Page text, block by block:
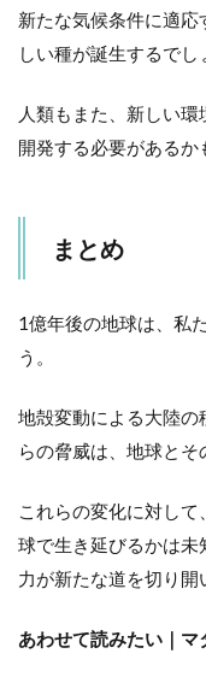
新たな気候条件に適
しい種が誕生するでし
人類もまた、新しい
開発する必要があるか
まとめ
1億年後の地球は、私
う。
地殻変動による大陸
らの脅威は、地球とそ
これらの変化に対し
球で生き延びるかは未
力が新たな道を切り開
あわせて読みたい｜マ